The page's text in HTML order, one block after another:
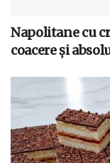
Napolitane cu
coacere și